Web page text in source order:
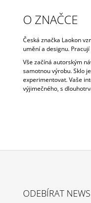
O ZNAČCE
Česká značka Laokon
umění a designu.
Vše začíná autorským
samotnou výrobu. Sklo
experimentovat.Vaše
výjimečného, s
ODEBÍRAT